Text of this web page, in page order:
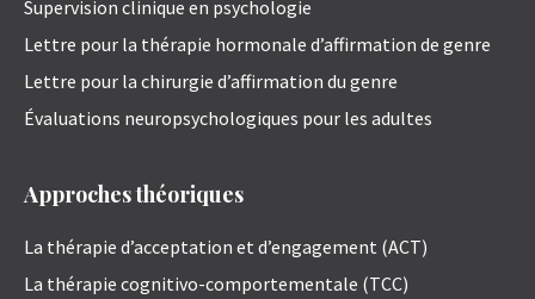
Supervision clinique en psychologie
Lettre pour la thérapie hormonale d’affirmation de genre
Lettre pour la chirurgie d’affirmation du genre
Évaluations neuropsychologiques pour les adultes
Approches théoriques
La thérapie d’acceptation et d’engagement (ACT)
La thérapie cognitivo-comportementale (TCC)